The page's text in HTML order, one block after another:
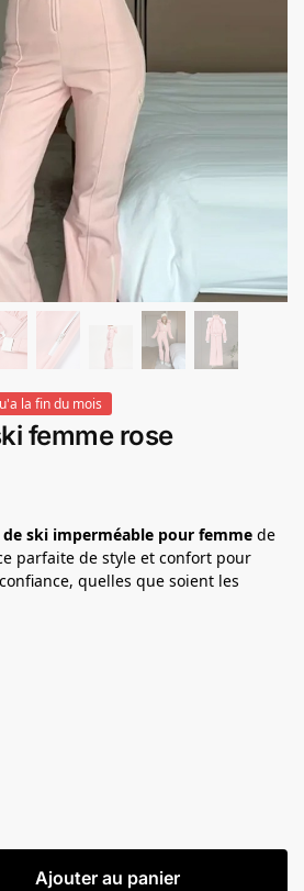
la fin du mois
femme rose
ski imperméable pour femme de
parfaite de style et confort pour
quelles que soient les
Ajouter au panier